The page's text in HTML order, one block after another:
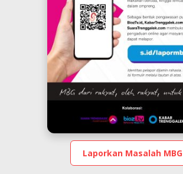
Laporkan Masalah MBG